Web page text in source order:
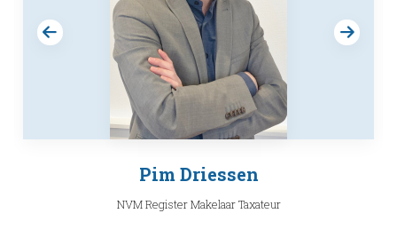
Pim Driessen
NVM Register Makelaar Taxateur